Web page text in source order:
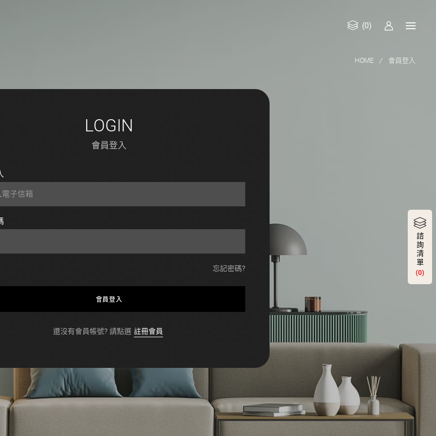
(0)
諮
詢
清
單
(0)
HOME 會員登入
LOGIN
會員登入
忘記密碼?
會員登入
還沒有會員帳號? 請點選 註冊會員